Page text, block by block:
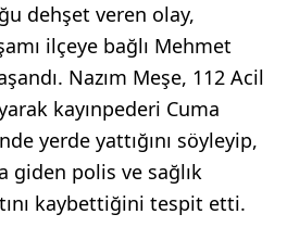
dehşet veren olay,
ilçeye bağlı Mehmet
Nazım Meşe, 112 Acil
kayınpederi Cuma
yerde yattığını söyleyip,
giden polis ve sağlık
kaybettiğini tespit etti.